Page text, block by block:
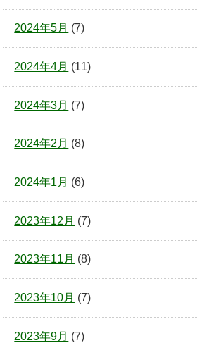
2024年5月 (7)
2024年4月 (11)
2024年3月 (7)
2024年2月 (8)
2024年1月 (6)
2023年12月 (7)
2023年11月 (8)
2023年10月 (7)
2023年9月 (7)